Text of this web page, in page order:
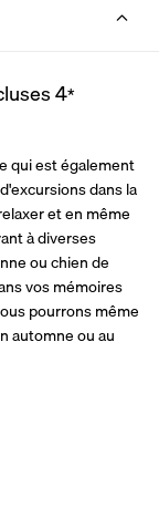
4*
qui est également
dans la
et en même
à diverses
ou chien de
vos mémoires
pourrons même
automne ou au